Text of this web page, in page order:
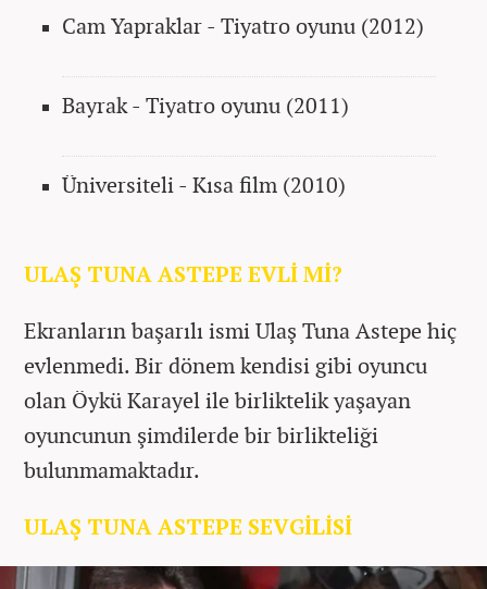
Cam Yapraklar - Tiyatro oyunu (2012)
Bayrak - Tiyatro oyunu (2011)
Üniversiteli - Kısa film (2010)
ULAŞ TUNA ASTEPE EVLİ Mİ?
Ekranların başarılı ismi Ulaş Tuna Astepe hiç
evlenmedi. Bir dönem kendisi gibi oyuncu
olan Öykü Karayel ile birliktelik yaşayan
oyuncunun şimdilerde bir birlikteliği
bulunmamaktadır.
ULAŞ TUNA ASTEPE SEVGİLİSİ